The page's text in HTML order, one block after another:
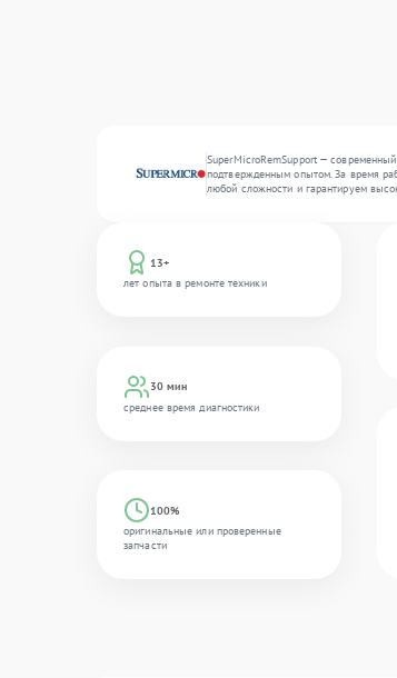
SuperMicroRemSupport —
подтвержденным опытом. За время
любой сложности и гарантируем
13+
лет опыта в ремонте техники
30 мин
среднее время диагностики
100%
оригинальные или проверенные
запчасти